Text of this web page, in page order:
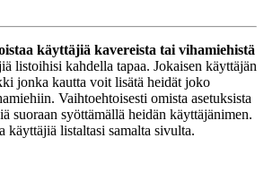
käyttäjiä kavereista tai vihamiehistä
listoihisi kahdella tapaa. Jokaisen käyttäjän
jonka kautta voit lisätä heidät joko
Vaihtoehtoisesti omista asetuksista
suoraan syöttämällä heidän käyttäjänimen.
käyttäjiä listaltasi samalta sivulta.